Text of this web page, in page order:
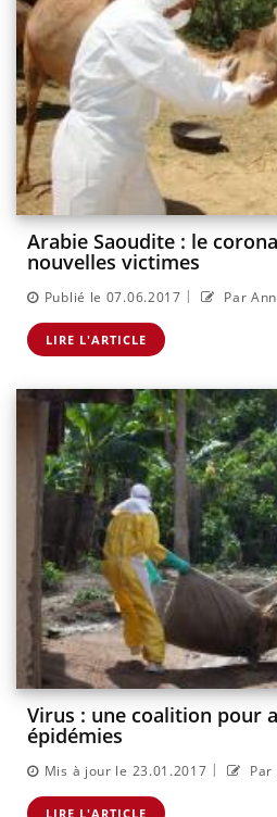
Arabie Saoudite : le
nouvelles victimes
Publié le 07.06.2017 | Par
LIRE L'ARTICLE
Virus : une coalition pour
épidémies
Mis à jour le 23.01.2017 |
LIRE L'ARTICLE